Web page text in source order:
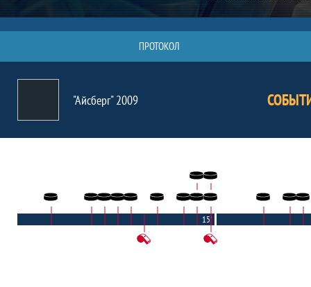
ПРОТОКОЛ
"Айсберг" 2009
15'